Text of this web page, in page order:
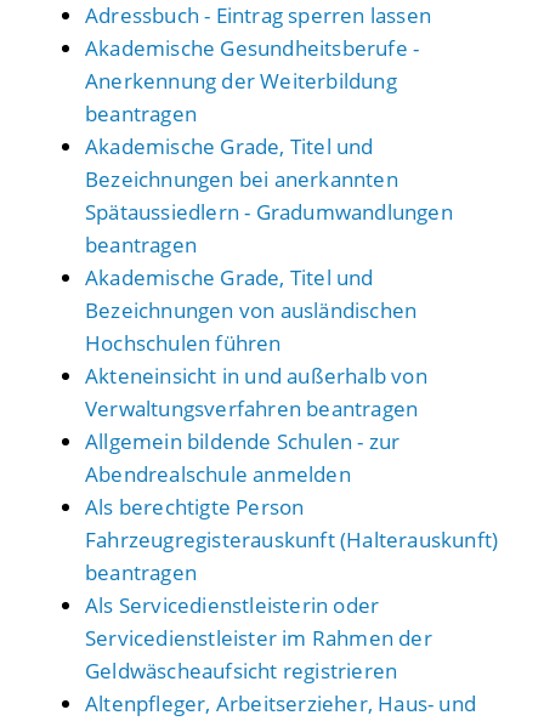
Adressbuch - Eintrag sperren lassen
Akademische Gesundheitsberufe -
Anerkennung der Weiterbildung
beantragen
Akademische Grade, Titel und
Bezeichnungen bei anerkannten
Spätaussiedlern - Gradumwandlungen
beantragen
Akademische Grade, Titel und
Bezeichnungen von ausländischen
Hochschulen führen
Akteneinsicht in und außerhalb von
Verwaltungsverfahren beantragen
Allgemein bildende Schulen - zur
Abendrealschule anmelden
Als berechtigte Person
Fahrzeugregisterauskunft (Halterauskunft)
beantragen
Als Servicedienstleisterin oder
Servicedienstleister im Rahmen der
Geldwäscheaufsicht registrieren
Altenpfleger, Arbeitserzieher, Haus- und